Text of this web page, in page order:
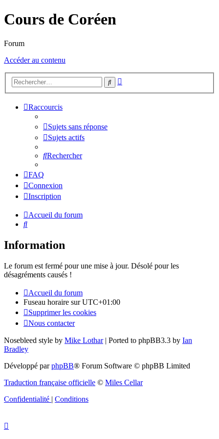
Cours de Coréen
Forum
Accéder au contenu
Rechercher
Raccourcis
Sujets sans réponse
Sujets actifs
Rechercher
FAQ
Connexion
Inscription
Accueil du forum
Rechercher
Information
Le forum est fermé pour une mise à jour. Désolé pour les
désagréments causés !
Accueil du forum
Fuseau horaire surUTC+01:00
Supprimer les cookies
Nous contacter
Nosebleed style by Mike Lothar| Ported to phpBB3.3 by Ian
Bradley
Développé parphpBB® Forum Software © phpBB Limited
Traduction française officielle © Miles Cellar
Confidentialité | Conditions